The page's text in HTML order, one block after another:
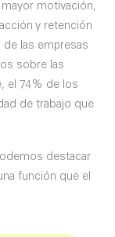
motivación,
y retención
las empresas
sobre las
el 74% de los
de trabajo que
destacar
función que el